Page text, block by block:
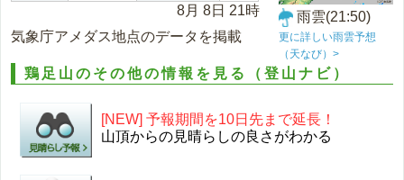
8月 8日 21時
気象庁アメダス地点のデータを掲載
雨雲(21:50)
更に詳しい雨雲予想
（天なび）>
鶏足山のその他の情報を見る（登山ナビ）
[NEW] 予報期間を10日先まで延長！
山頂からの見晴らしの良さがわかる